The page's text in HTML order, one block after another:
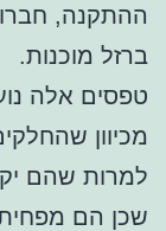
ההתקנה,
ברזל מוכנות.
טפסים אלה
מכיוון
למרות שהם
שכן הם